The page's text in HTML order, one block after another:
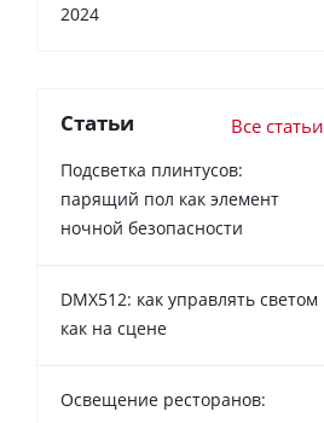
2024
Статьи Все статьи
Подсветка плинтусов:
парящий пол как элемент
ночной безопасности
DMX512: как управлять светом
как на сцене
Освещение ресторанов: